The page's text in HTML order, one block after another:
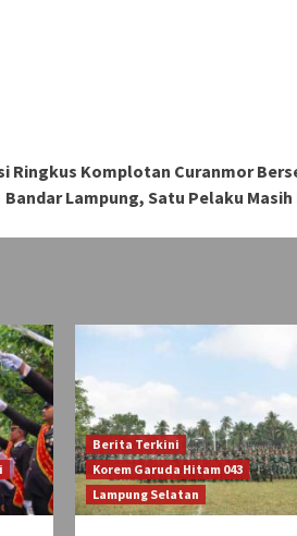
Ringkus Komplotan Curanmor
Bandar Lampung, Satu Pelaku Masih
Berita Terkini
Korem Garuda Hitam 043
Lampung Selatan